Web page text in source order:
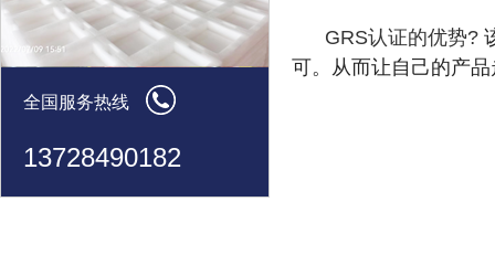
全国服务热线
13728490182
GRS认证的优势?
可。从而让自己的产